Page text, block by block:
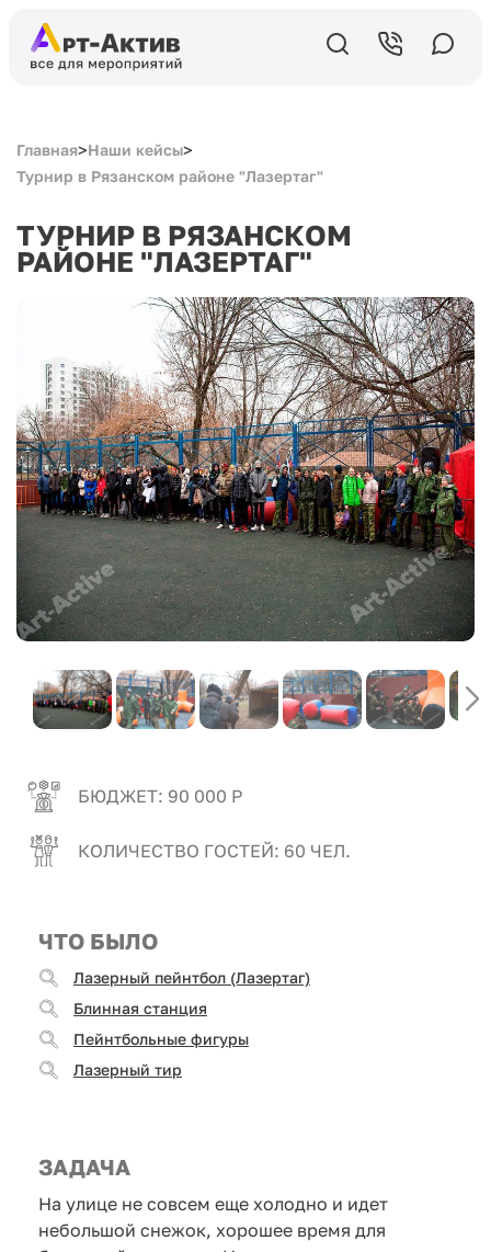
Главная>Наши кейсы>
Турнир в Рязанском районе "Лазертаг"
ТУРНИР В РЯЗАНСКОМ
РАЙОНЕ "ЛАЗЕРТАГ"
БЮДЖЕТ: 90 000 Р
КОЛИЧЕСТВО ГОСТЕЙ: 60 ЧЕЛ.
ЧТО БЫЛО
Лазерный пейнтбол (Лазертаг)
Блинная станция
Пейнтбольные фигуры
Лазерный тир
ЗАДАЧА
На улице не совсем еще холодно и идет
небольшой снежок, хорошее время для